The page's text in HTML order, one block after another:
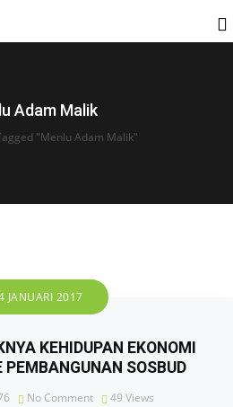
Adam Malik
"Menlu Adam Malik"
JANUARI 2017
KEHIDUPAN EKONOMI
PEMBANGUNAN SOSBUD
No Comment 49 Views